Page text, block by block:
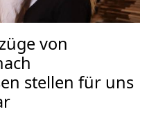
von
stellen für uns